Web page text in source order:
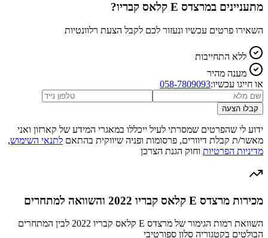
מתעניינים במרצדס E קלאס קבריו ?
השאירו פרטים עכשיו ונעזור לכם לקבל הצעת רלוונטיות
ללא התחייבות
מענה מהיר
או חייגו עכשיו:058-7809093
קבלו הצעה
ידוע לי שהפרטים שמסרתי לעיל ייכללו במאגרי המידע של קארזון ואני
מאשר/ת קבלת דיוורים, פרסומות ופניה שיווקית בהתאם לתנאי השימוש,
מדיניות הפרטיות וחוק הגנת הצרכן
מכירות מרצדס E קלאס קבריו 2022 והשוואה למתחרים
השוואת רמות הגימור של מרצדס E קלאס קבריו 2022 לבין המתחרים
הבולטים בקטגוריה סלון ספורטיבי